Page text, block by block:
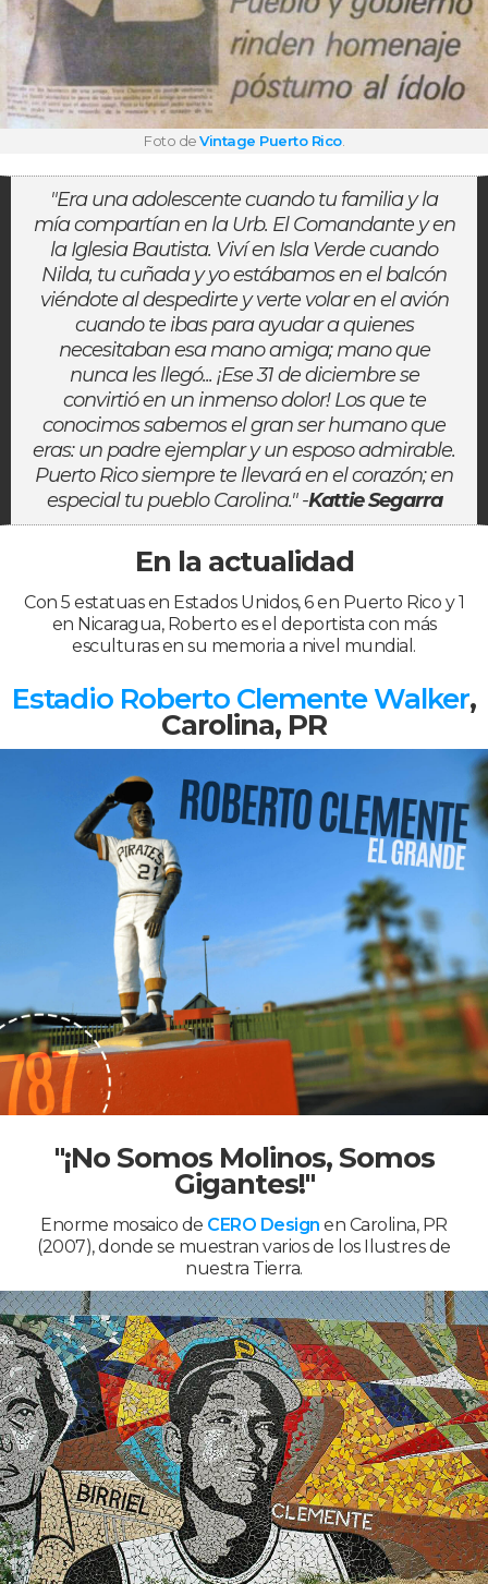
Foto deVintage Puerto Rico.
"Era una adolescente cuando tu familia y la
mía compartían en la Urb. El Comandante y en
la Iglesia Bautista. Viví en Isla Verde cuando
Nilda, tu cuñada y yo estábamos en el balcón
viéndote al despedirte y verte volar en el avión
cuando te ibas para ayudar a quienes
necesitaban esa mano amiga; mano que
nunca les llegó... ¡Ese 31 de diciembre se
convirtió en un inmenso dolor! Los que te
conocimos sabemos el gran ser humano que
eras: un padre ejemplar y un esposo admirable.
Puerto Rico siempre te llevará en el corazón; en
especial tu pueblo Carolina." -Kattie Segarra
En la actualidad
Con 5 estatuas en Estados Unidos, 6 en Puerto Rico y 1
en Nicaragua, Roberto es el deportista con más
esculturas en su memoria a nivel mundial.
Estadio Roberto Clemente Walker,
Carolina, PR
"¡No Somos Molinos, Somos
Gigantes!"
Enorme mosaico de CERO Design en Carolina, PR
(2007), donde se muestran varios de los Ilustres de
nuestra Tierra.